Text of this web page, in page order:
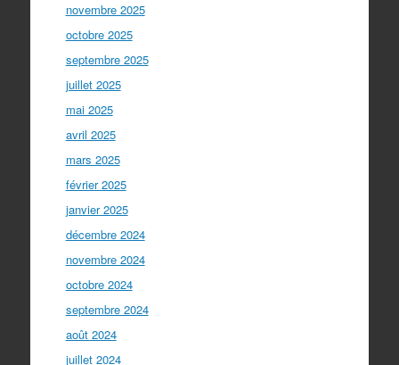
novembre 2025
octobre 2025
septembre 2025
juillet 2025
mai 2025
avril 2025
mars 2025
février 2025
janvier 2025
décembre 2024
novembre 2024
octobre 2024
septembre 2024
août 2024
juillet 2024